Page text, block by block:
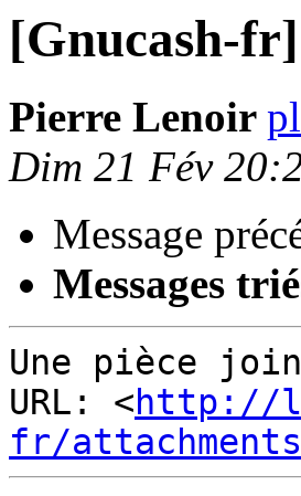
[Gnucash-
Pierre Lenoir
Dim 21 Fév
Message
Messages
Une pièce
URL: <http://
fr/